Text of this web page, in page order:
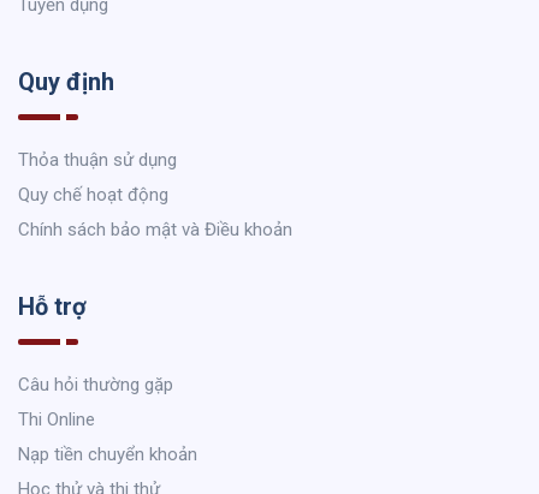
Tuyển dụng
Quy định
Thỏa thuận sử dụng
Quy chế hoạt động
Chính sách bảo mật và Điều khoản
Hỗ trợ
Câu hỏi thường gặp
Thi Online
Nạp tiền chuyển khoản
Học thử và thi thử